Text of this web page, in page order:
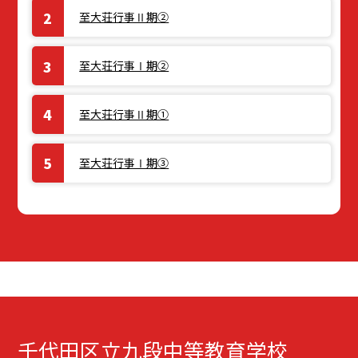
至大荘行事Ⅱ期②
至大荘行事Ⅰ期②
至大荘行事Ⅱ期①
至大荘行事Ⅰ期③
千代田区立九段中等教育学校